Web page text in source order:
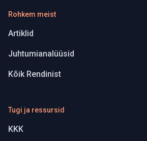
Rohkem meist
Artiklid
Juhtumianalüüsid
Kõik Rendinist
Tugi ja ressursid
KKK